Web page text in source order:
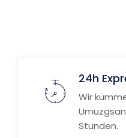
24h
Wir
Stunden.